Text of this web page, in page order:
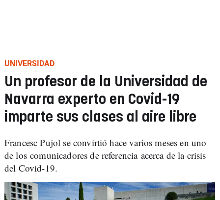
UNIVERSIDAD
Un profesor de la Universidad de
Navarra experto en Covid-19
imparte sus clases al aire libre
Francesc Pujol se convirtió hace varios meses en uno
de los comunicadores de referencia acerca de la crisis
del Covid-19.